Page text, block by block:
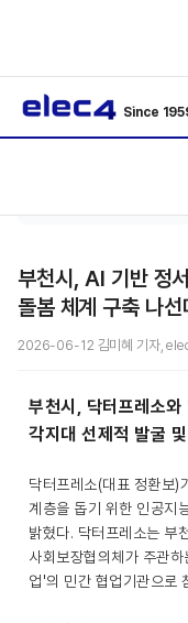
Since
부천시, AI 기반 정
돌봄 체계 구축 나선
2026-06-12 김미혜 기자,
부천시, 닥터프레소
각지대 선제적 발굴
닥터프레소(대표 정환보)
계층을 돕기 위한 인공지
밝혔다. 닥터프레소는 부
사회보장협의체가 주관
업'의 민간 협업기관으로